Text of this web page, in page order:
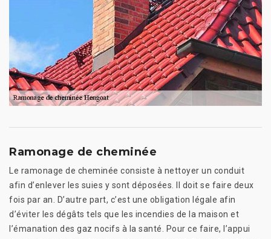
Ramonage de cheminée
Le ramonage de cheminée consiste à nettoyer un conduit
afin d’enlever les suies y sont déposées. Il doit se faire deux
fois par an. D’autre part, c’est une obligation légale afin
d’éviter les dégâts tels que les incendies de la maison et
l’émanation des gaz nocifs à la santé. Pour ce faire, l’appui